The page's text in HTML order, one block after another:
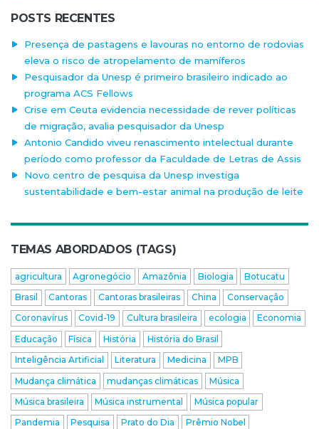
POSTS RECENTES
Presença de pastagens e lavouras no entorno de rodovias
eleva o risco de atropelamento de mamíferos
Pesquisador da Unesp é primeiro brasileiro indicado ao
programa ACS Fellows
Crise em Ceuta evidencia necessidade de rever políticas
de migração, avalia pesquisador da Unesp
Antonio Candido viveu renascimento intelectual durante
período como professor da Faculdade de Letras de Assis
Novo centro de pesquisa da Unesp investiga
sustentabilidade e bem-estar animal na produção de leite
TEMAS ABORDADOS (TAGS)
agricultura Agronegócio Amazônia Biologia
Botucatu
Brasil
Cantoras Cantoras brasileiras China
Conservação
Coronavírus
Covid-19 Cultura brasileira ecologia
Economia
Educação
Física História
História do Brasil
Inteligência Artificial
Literatura Medicina
MPB
Mudança climática
mudanças climáticas
Música
Música brasileira
Música instrumental
Música popular
Pandemia
Pesquisa Prato do Dia
Prêmio Nobel